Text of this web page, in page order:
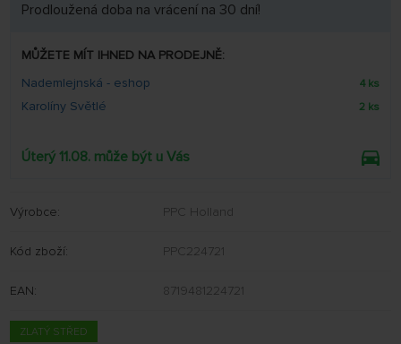
Prodloužená doba na vrácení na 30 dní!
MŮŽETE MÍT IHNED NA PRODEJNĚ:
Nademlejnská - eshop
4 ks
Karolíny Světlé 2 ks
Úterý 11.08. může být u Vás
Výrobce: PPC Holland
Kód zboží: PPC224721
EAN: 8719481224721
ZLATÝ STŘED